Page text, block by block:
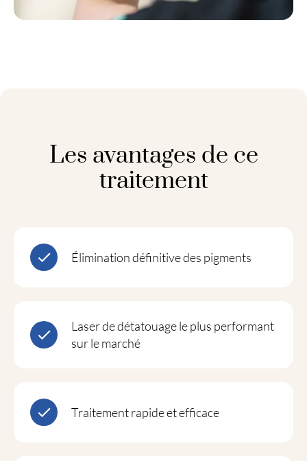
Les avantages de ce
traitement
Élimination définitive des pigments
Laser de détatouage le plus performant
sur le marché
Traitement rapide et efficace